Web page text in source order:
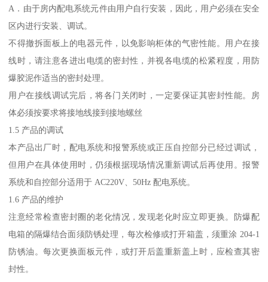
A．由于房内配电系统元件由用户自行安装，因此，用户必须在安全
区内进行安装、调试。
不得撤拆面板上的电器元件，以免影响柜体的气密性能。用户在接
线时，请注意各进出电缆的密封性，并视各电缆的松紧程度，用防
爆胶泥作适当的密封处理。
用户在接线调试完后，将各门关闭时，一定要保证其密封性能。房
体必须按要求将接地线接到接地螺丝
1.5 产品的调试
本产品出厂时，配电系统和报警系统或正压自控部分已经过调试，
但用户在具体使用时，仍须根据现场情况重新调试后再使用。报警
系统和自控部分适用于 AC220V、50Hz 配电系统。
1.6 产品的维护
注意经常检查密封圈的老化情况，发现老化时应立即更换。防爆配
电箱的隔爆结合面须防锈处理，每次检修或打开箱盖，须重涂 204-1
防锈油。每次更换面板元件，或打开后盖重新盖上时，应检查其密
封性。